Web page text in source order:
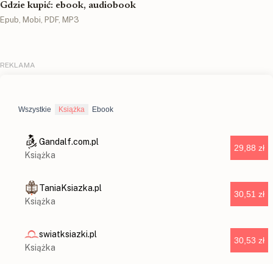
Gdzie kupić: ebook, audiobook
Epub, Mobi, PDF, MP3